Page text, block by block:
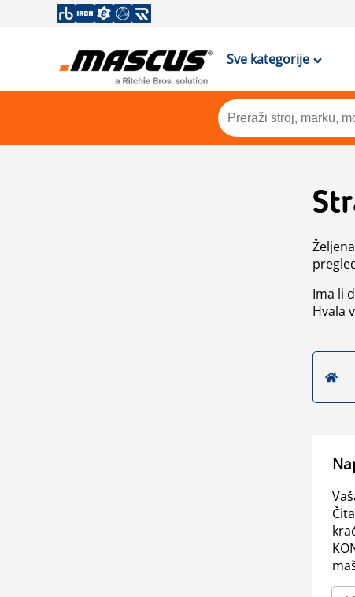
Sve kategorije
Ima li
Hvala